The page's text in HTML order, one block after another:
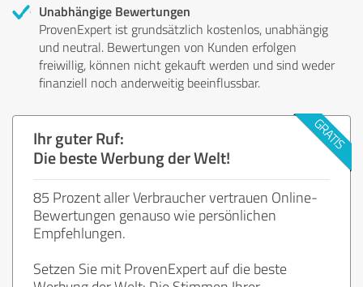
Unabhängige Bewertungen
ProvenExpert ist grundsätzlich kostenlos, unabhängig
und neutral. Bewertungen von Kunden erfolgen
freiwillig, können nicht gekauft werden und sind weder
finanziell noch anderweitig beeinflussbar.
Ihr guter Ruf:
Die beste Werbung der Welt!
85 Prozent aller Verbraucher vertrauen Online-
Bewertungen genauso wie persönlichen
Empfehlungen.
Setzen Sie mit ProvenExpert auf die beste